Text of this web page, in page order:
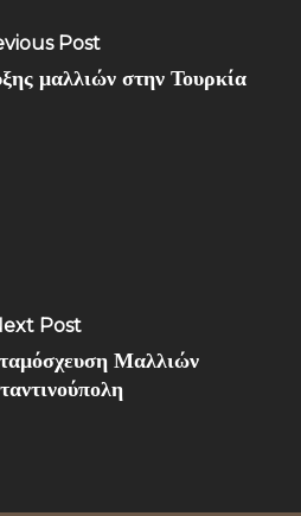
Post
μαλλιών στην Τουρκία
Post
Μαλλιών